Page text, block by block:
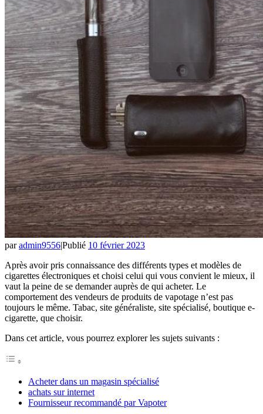
paradmin9556|Publié 10 février 2023
Après avoir pris connaissance des différents types et modèles de
cigarettes électroniques et choisi celui qui vous convient le mieux, il
vaut la peine de se demander auprès de qui acheter. Le
comportement des vendeurs de produits de vapotage n’est pas
toujours le même. Tabac, site généraliste, site spécialisé, boutique e-
cigarette, que choisir.
Dans cet article, vous pourrez explorer les sujets suivants :
Acheter dans un magasin spécialisé
achats sur internet
Fournisseur recommandé par Vapoter